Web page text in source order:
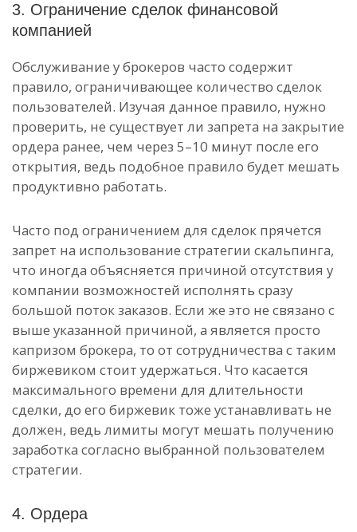
3. Ограничение сделок финансовой
компанией
Обслуживание у брокеров часто содержит
правило, ограничивающее количество сделок
пользователей. Изучая данное правило, нужно
проверить, не существует ли запрета на закрытие
ордера ранее, чем через 5–10 минут после его
открытия, ведь подобное правило будет мешать
продуктивно работать.
Часто под ограничением для сделок прячется
запрет на использование стратегии скальпинга,
что иногда объясняется причиной отсутствия у
компании возможностей исполнять сразу
большой поток заказов. Если же это не связано с
выше указанной причиной, а является просто
капризом брокера, то от сотрудничества с таким
биржевиком стоит удержаться. Что касается
максимального времени для длительности
сделки, до его биржевик тоже устанавливать не
должен, ведь лимиты могут мешать получению
заработка согласно выбранной пользователем
стратегии.
4. Ордера